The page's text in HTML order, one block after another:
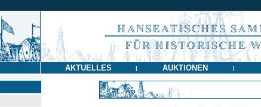
AKTUELLES | AUKTIONEN |